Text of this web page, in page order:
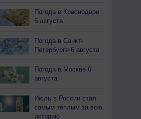
Погода в Краснодаре
6 августа
Погода в Санкт-
Петербурге 6 августа
Погода в Москве 6
августа
Июль в России стал
самым тёплым за всю
историю